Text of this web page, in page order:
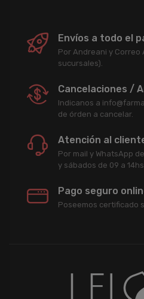
Envíos a todo el
Por Andreani y Correo
sucursales).
Cancelaciones /
Indicanos a
de órden a cancelar.
Atención al
Por mail y WhatsApp
y sábados de 09 a 14hs.
Pago seguro
Poseemos certificado